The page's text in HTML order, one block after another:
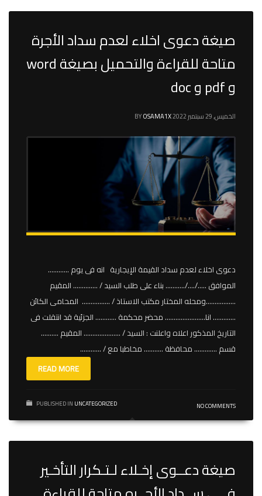
صيغة دعوى اخلاء لعدم سداد الأجرة
متاحة للقراءة والتحميل بصيغة word
و pdf و doc
الخميس, 29 سبتمبر 2022 BYOSAMA1X
دعوى اخلاء لعدم سداد القيمة الإيجارية انه فى يوم …………
الموافق …../…./……….. بناء على طلب السيد / ………….. المقيم
……………..ومحله المختار مكتب الاستاذ / ……………. المحامى الكائن
…………. انا………………….. محضر محكمة ………… الجزئية قد انتقلت فى
التاريخ المذكور اعلاه واعلنت : السيد / ………………… المقيم ……….
قسم …………. محافظة ……….. مخاطبا مع / …………
READ MORE
PUBLISHED IN UNCATEGORIZED NO COMMENTS
صيغة دعــوى إخـلاء لـتـكرار التأخـير